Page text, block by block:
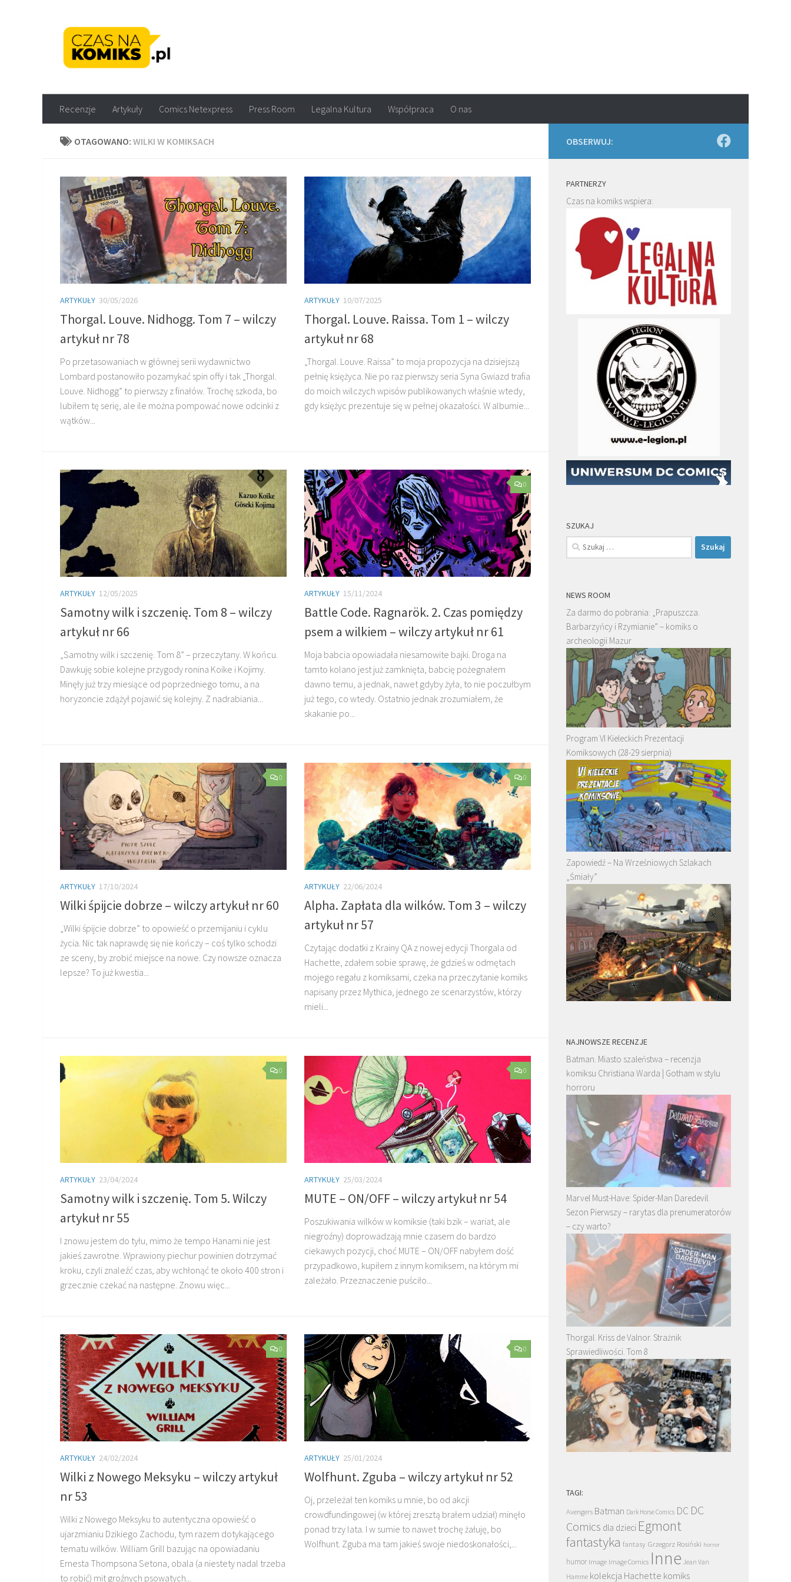
Recenzje Artykuły Comics Netexpress Press Room Legalna Kultura Współpraca O nas
OTAGOWANO: WILKI W KOMIKSACH
ARTYKUŁY 30/05/2026
Thorgal. Louve. Nidhogg. Tom 7 – wilczy
artykuł nr 78
Po przetasowaniach w głównej serii wydawnictwo
Lombard postanowiło pozamykać spin offy i tak „Thorgal.
Louve. Nidhogg” to pierwszy z finałów. Trochę szkoda, bo
lubiłem tę serię, ale ile można pompować nowe odcinki z
wątków...
ARTYKUŁY 10/07/2025
Thorgal. Louve. Raissa. Tom 1 – wilczy
artykuł nr 68
„Thorgal. Louve. Raissa” to moja propozycja na dzisiejszą
pełnię księżyca. Nie po raz pierwszy seria Syna Gwiazd trafia
do moich wilczych wpisów publikowanych właśnie wtedy,
gdy księżyc prezentuje się w pełnej okazałości. W albumie...
ARTYKUŁY 12/05/2025
Samotny wilk i szczenię. Tom 8 – wilczy
artykuł nr 66
„Samotny wilk i szczenię. Tom 8” – przeczytany. W końcu.
Dawkuję sobie kolejne przygody ronina Koike i Kojimy.
Minęły już trzy miesiące od poprzedniego tomu, a na
horyzoncie zdążył pojawić się kolejny. Z nadrabiania...
0
ARTYKUŁY 15/11/2024
Battle Code. Ragnarök. 2. Czas pomiędzy
psem a wilkiem – wilczy artykuł nr 61
Moja babcia opowiadała niesamowite bajki. Droga na
tamto kolano jest już zamknięta, babcię pożegnałem
dawno temu, a jednak, nawet gdyby żyła, to nie poczułbym
już tego, co wtedy. Ostatnio jednak zrozumiałem, że
skakanie po...
0
ARTYKUŁY 17/10/2024
Wilki śpijcie dobrze – wilczy artykuł nr 60
„Wilki śpijcie dobrze” to opowieść o przemijaniu i cyklu
życia. Nic tak naprawdę się nie kończy – coś tylko schodzi
ze sceny, by zrobić miejsce na nowe. Czy nowsze oznacza
lepsze? To już kwestia...
0
ARTYKUŁY 22/06/2024
Alpha. Zapłata dla wilków. Tom 3 – wilczy
artykuł nr 57
Czytając dodatki z Krainy QA z nowej edycji Thorgala od
Hachette, zdałem sobie sprawę, że gdzieś w odmętach
mojego regału z komiksami, czeka na przeczytanie komiks
napisany przez Mythica, jednego ze scenarzystów, którzy
mieli...
0
ARTYKUŁY 23/04/2024
Samotny wilk i szczenię. Tom 5. Wilczy
artykuł nr 55
I znowu jestem do tyłu, mimo że tempo Hanami nie jest
jakieś zawrotne. Wprawiony piechur powinien dotrzymać
kroku, czyli znaleźć czas, aby wchłonąć te około 400 stron i
grzecznie czekać na następne. Znowu więc...
0
ARTYKUŁY 25/03/2024
MUTE – ON/OFF – wilczy artykuł nr 54
Poszukiwania wilków w komiksie (taki bzik – wariat, ale
niegroźny) doprowadzają mnie czasem do bardzo
ciekawych pozycji, choć MUTE – ON/OFF nabyłem dość
przypadkowo, kupiłem z innym komiksem, na którym mi
zależało. Przeznaczenie puściło...
0
ARTYKUŁY 24/02/2024
Wilki z Nowego Meksyku – wilczy artykuł
nr 53
Wilki z Nowego Meksyku to autentyczna opowieść o
ujarzmianiu Dzikiego Zachodu, tym razem dotykającego
tematu wilków. William Grill bazując na opowiadaniu
Ernesta Thompsona Setona, obala (a niestety nadal trzeba
to robić) mit groźnych psowatych...
0
ARTYKUŁY 25/01/2024
Wolfhunt. Zguba – wilczy artykuł nr 52
Oj, przeleżał ten komiks u mnie, bo od akcji
crowdfundingowej (w której zresztą brałem udział) minęło
ponad trzy lata. I w sumie to nawet trochę żałuję, bo
Wolfhunt. Zguba ma tam jakieś swoje niedoskonałości,...
OBSERWUJ:
PARTNERZY
Czas na komiks wspiera:
SZUKAJ
Szukaj:
NEWS ROOM
Za darmo do pobrania: „Prapuszcza.
Barbarzyńcy i Rzymianie” – komiks o
archeologii Mazur
Program VI Kieleckich Prezentacji
Komiksowych (28-29 sierpnia)
Zapowiedź – Na Wrześniowych Szlakach
„Śmiały”
NAJNOWSZE RECENZJE
Batman. Miasto szaleństwa – recenzja
komiksu Christiana Warda | Gotham w stylu
horroru
Marvel Must-Have: Spider-Man Daredevil.
Sezon Pierwszy – rarytas dla prenumeratorów
– czy warto?
Thorgal. Kriss de Valnor. Strażnik
Sprawiedliwości. Tom 8
TAGI:
Avengers Batman Dark Horse Comics DC DC
Comics dla dzieci Egmont
fantastyka fantasy Grzegorz Rosiński horror
humor Image Image Comics Inne Jean Van
Hamme kolekcja Hachette komiks